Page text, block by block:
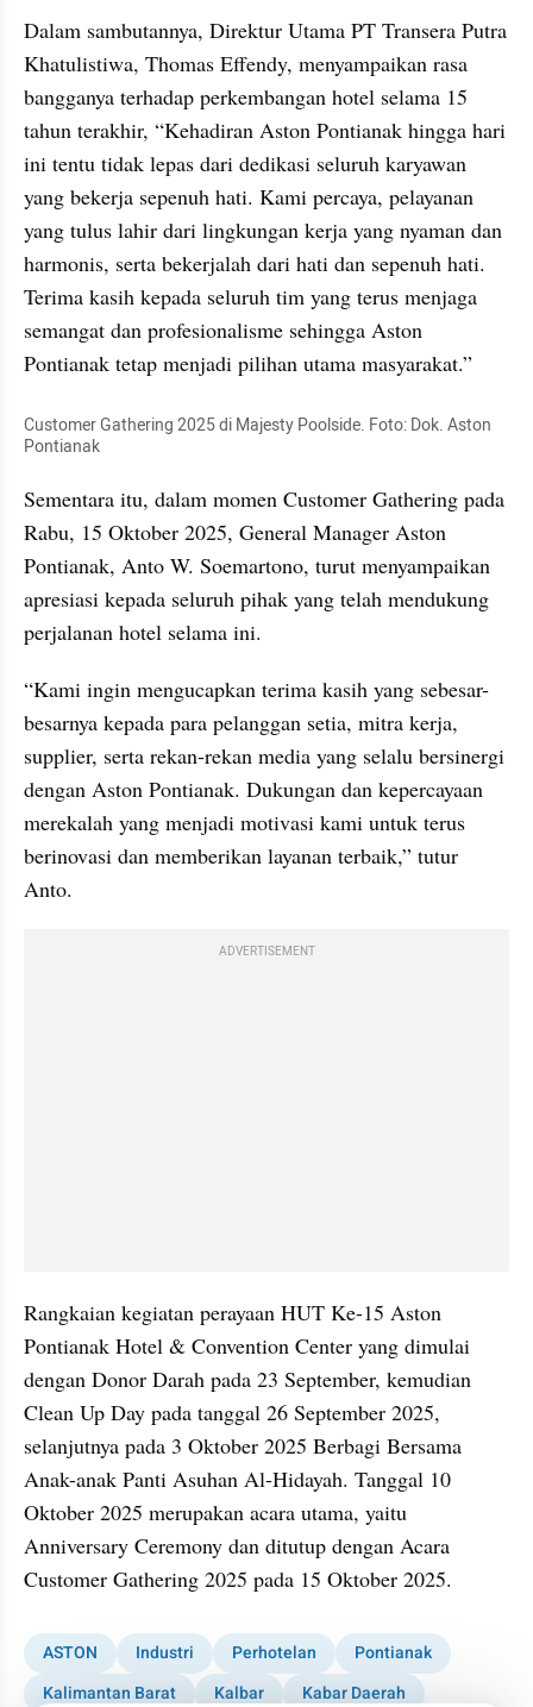
Dalam sambutannya, Direktur Utama PT Transera Putra
Khatulistiwa, Thomas Effendy, menyampaikan rasa
bangganya terhadap perkembangan hotel selama 15
tahun terakhir, “Kehadiran Aston Pontianak hingga hari
ini tentu tidak lepas dari dedikasi seluruh karyawan
yang bekerja sepenuh hati. Kami percaya, pelayanan
yang tulus lahir dari lingkungan kerja yang nyaman dan
harmonis, serta bekerjalah dari hati dan sepenuh hati.
Terima kasih kepada seluruh tim yang terus menjaga
semangat dan profesionalisme sehingga Aston
Pontianak tetap menjadi pilihan utama masyarakat.”
Customer Gathering 2025 di Majesty Poolside. Foto: Dok. Aston
Pontianak
Sementara itu, dalam momen Customer Gathering pada
Rabu, 15 Oktober 2025, General Manager Aston
Pontianak, Anto W. Soemartono, turut menyampaikan
apresiasi kepada seluruh pihak yang telah mendukung
perjalanan hotel selama ini.
“Kami ingin mengucapkan terima kasih yang sebesar-
besarnya kepada para pelanggan setia, mitra kerja,
supplier, serta rekan-rekan media yang selalu bersinergi
dengan Aston Pontianak. Dukungan dan kepercayaan
merekalah yang menjadi motivasi kami untuk terus
berinovasi dan memberikan layanan terbaik,” tutur
Anto.
ADVERTISEMENT
Rangkaian kegiatan perayaan HUT Ke-15 Aston
Pontianak Hotel & Convention Center yang dimulai
dengan Donor Darah pada 23 September, kemudian
Clean Up Day pada tanggal 26 September 2025,
selanjutnya pada 3 Oktober 2025 Berbagi Bersama
Anak-anak Panti Asuhan Al-Hidayah. Tanggal 10
Oktober 2025 merupakan acara utama, yaitu
Anniversary Ceremony dan ditutup dengan Acara
Customer Gathering 2025 pada 15 Oktober 2025.
ASTON Industri Perhotelan
Pontianak
Kalimantan Barat
Kalbar Kabar Daerah